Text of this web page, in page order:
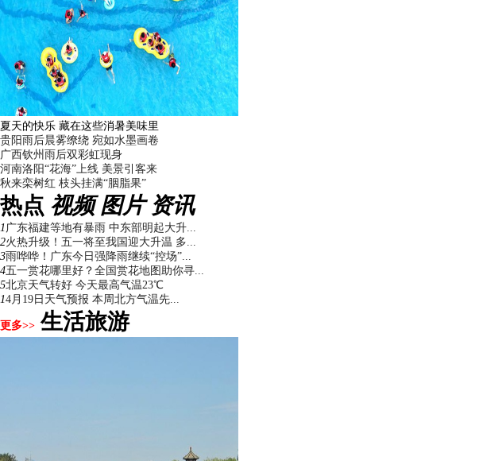
夏天的快乐 藏在这些消暑美味里
贵阳雨后晨雾缭绕 宛如水墨画卷
广西钦州雨后双彩虹现身
河南洛阳“花海”上线 美景引客来
秋来栾树红 枝头挂满“胭脂果”
热点 视频 图片 资讯
1广东福建等地有暴雨 中东部明起大升...
2火热升级！五一将至我国迎大升温 多...
3雨哗哗！广东今日强降雨继续“控场”...
4五一赏花哪里好？全国赏花地图助你寻...
5北京天气转好 今天最高气温23℃
14月19日天气预报 本周北方气温先...
更多>> 生活旅游